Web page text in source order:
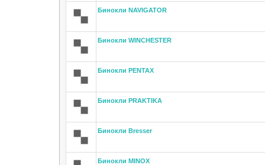
Бинокли NAVIGATOR
Бинокли WINCHESTER
Бинокли PENTAX
Бинокли PRAKTIKA
Бинокли Bresser
Бинокли MINOX